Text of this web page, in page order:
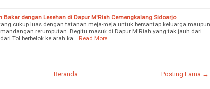
Bakar dengan Lesehan di Dapur M'Riah Cemengkalang Sidoarjo
cukup luas dengan tatanan meja-meja untuk bersantap keluarga maupun
rerumputan. Begitu masuk di Dapur M'Riah yang tak jauh dari
Tol berbelok ke arah ka…
Read More
Posting Lama →
Beranda